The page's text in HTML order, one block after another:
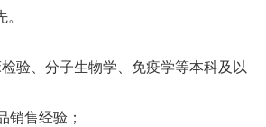
验、分子生物学、免疫学等本科及以
销售经验；